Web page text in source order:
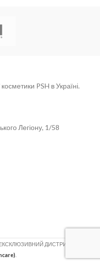
PSH в Україні.
Легіону, 1/58
ЕКСКЛЮЗИВНИЙ ДИСТРИБ'ЮТОР